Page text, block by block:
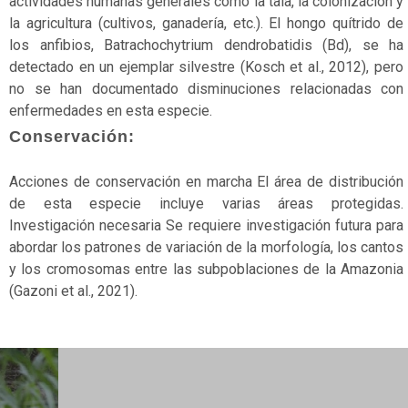
Mamíferos
Manglares
Marinos
Matorrales
No
evaluado
No
Páramos
Peces
la agricultura (cultivos, ganadería, etc.). El hongo quítrido de
los anfibios, Batrachochytrium dendrobatidis (Bd), se ha
detectado en un ejemplar silvestre (Kosch et al., 2012), pero
no se han documentado disminuciones relacionadas con
enfermedades en esta especie.
Conservación:
Acciones de conservación en marcha El área de distribución
de esta especie incluye varias áreas protegidas.
Investigación necesaria Se requiere investigación futura para
abordar los patrones de variación de la morfología, los cantos
y los cromosomas entre las subpoblaciones de la Amazonia
(Gazoni et al., 2021).